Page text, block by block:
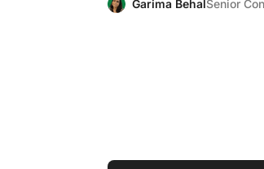
Garima BehalSenior